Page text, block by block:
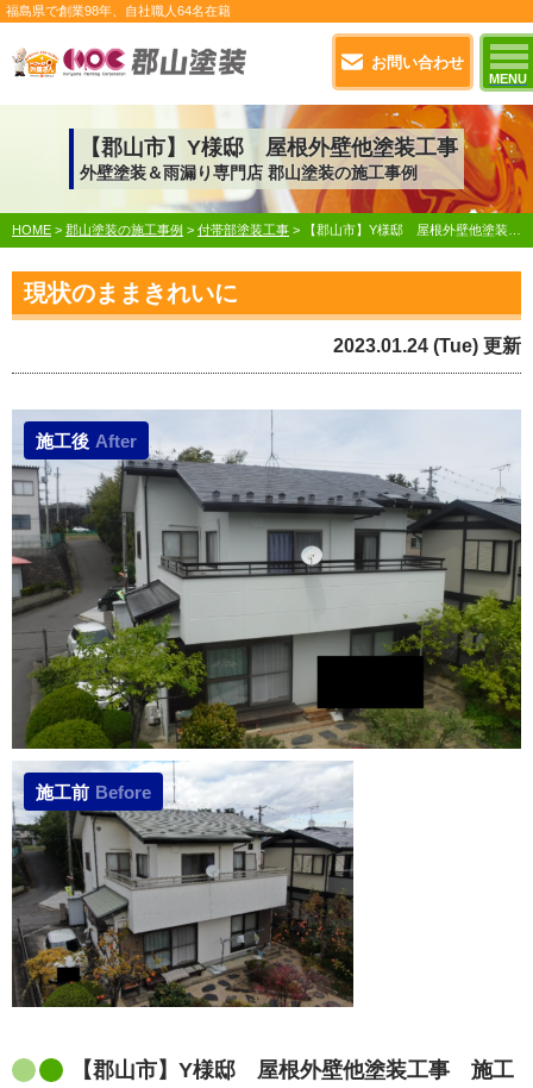
お問い合わせ
MENU
福島県で創業98年 、自社職人 64名在籍
【郡山市】Y様邸 屋根外壁他塗装工事
外壁塗装＆雨漏り専門店 郡山塗装の施工事例
HOME > 郡山塗装の施工事例 > 付帯部塗装工事 > 【郡山市】Y様邸 屋根外壁他塗装工事
現状のままきれいに
2023.01.24 (Tue) 更新
施工後 After
施工前 Before
【郡山市】Y様邸 屋根外壁他塗装工事 施工